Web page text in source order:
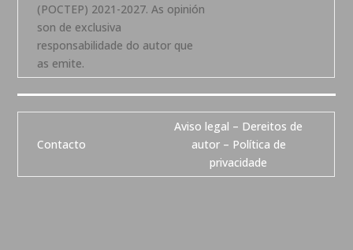
(POCTEP) 2021-2027. As opinión
son de exclusiva
responsabilidade do autor que
as emite.
Contacto
Aviso legal – Dereitos de
autor – Política de
privacidade